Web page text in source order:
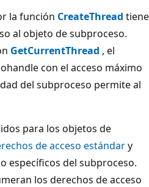
la función CreateThread tiene
al objeto de subproceso.
GetCurrentThread , el
con el acceso máximo
del subproceso permite al
para los objetos de
de acceso estándary
específicos del subproceso.
los derechos de acceso